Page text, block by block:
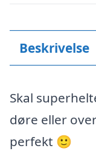
Beskrivelse
Skal
døre eller
perfekt 🙂